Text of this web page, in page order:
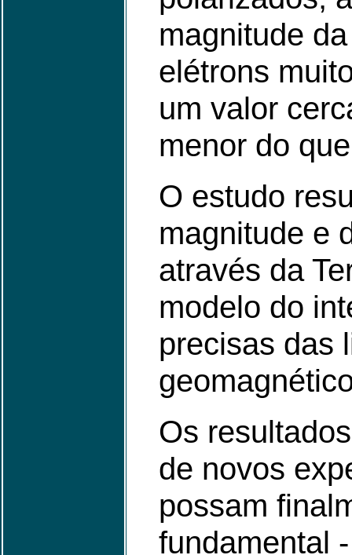
magnitude
elétrons
um valor
menor do
O estudo
magnitude e
através da
modelo do
precisas das
Os
de novos
possam
fundamental